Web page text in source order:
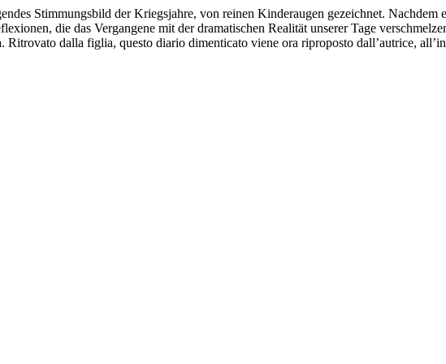
Stimmungsbild der Kriegsjahre, von reinen Kinderaugen gezeichnet.
die das Vergangene mit der dramatischen Realität unserer Tage
dalla figlia, questo diario dimenticato viene ora riproposto dall’autrice,